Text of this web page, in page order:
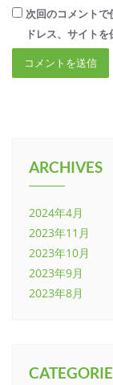
次回のコメント
ドレス、サイトを
ARCHIVES
2024年4月
2023年11月
2023年10月
2023年9月
2023年8月